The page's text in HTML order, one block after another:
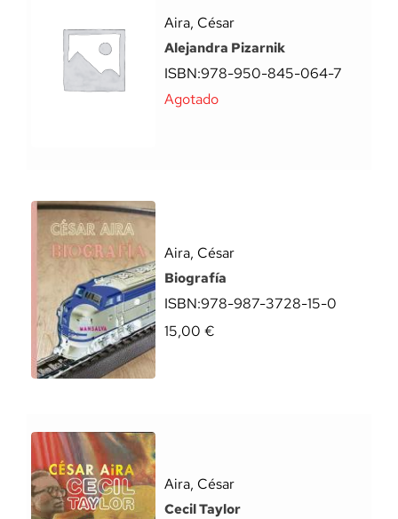
Aira, César
Alejandra Pizarnik
ISBN:978-950-845-064-7
Agotado
Aira, César
Biografía
ISBN:978-987-3728-15-0
15,00 €
Aira, César
Cecil Taylor